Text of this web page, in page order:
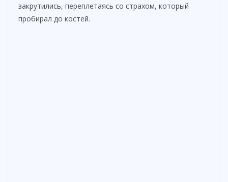
закрутились, переплетаясь со страхом, который
пробирал до костей.